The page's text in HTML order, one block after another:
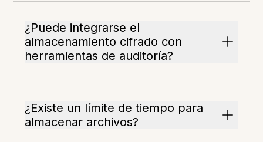
¿Puede integrarse el
almacenamiento cifrado con
herramientas de auditoría?
¿Existe un límite de tiempo para
almacenar archivos?